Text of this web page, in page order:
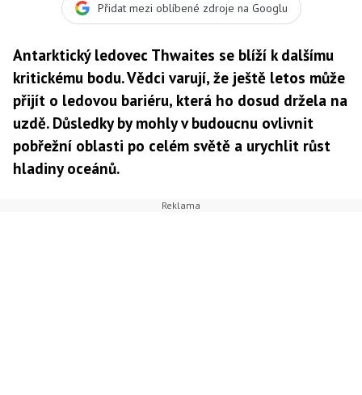
Přidat mezi oblíbené zdroje na Googlu
Antarktický ledovec Thwaites se blíží k dalšímu
kritickému bodu. Vědci varují, že ještě letos může
přijít o ledovou bariéru, která ho dosud držela na
uzdě. Důsledky by mohly v budoucnu ovlivnit
pobřežní oblasti po celém světě a urychlit růst
hladiny oceánů.